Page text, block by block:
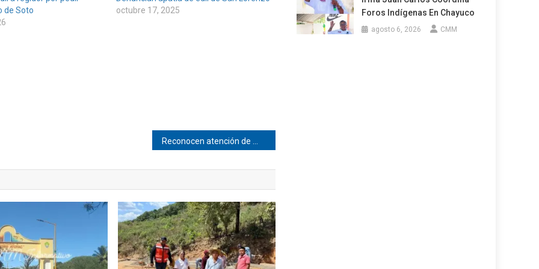
de Soto
octubre 17, 2025
Foros Indígenas En Chayuco
agosto 6, 2026 CMM